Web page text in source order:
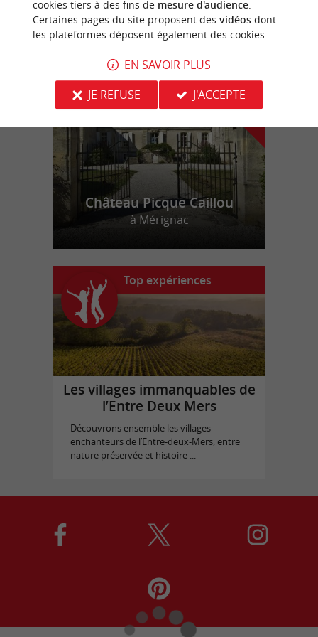
n
o
t
r
e
c
o
u
p
d
e
c
o
e
u
r
Château Picque Caillou
à Mérignac
Top expériences
Les villages immanquables de
l’Entre Deux Mers
Découvrons ensemble les villages
enchanteurs de l’Entre-deux-Mers, entre
nature préservée et histoire ...
cookies tiers à des fins de mesure d'audience.
Certaines pages du site proposent des vidéosdont
les plateformes déposent également des cookies.
EN SAVOIR PLUS
JE REFUSE
J'ACCEPTE